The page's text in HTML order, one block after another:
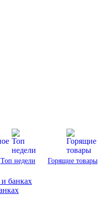
Топ недели Горящие товары